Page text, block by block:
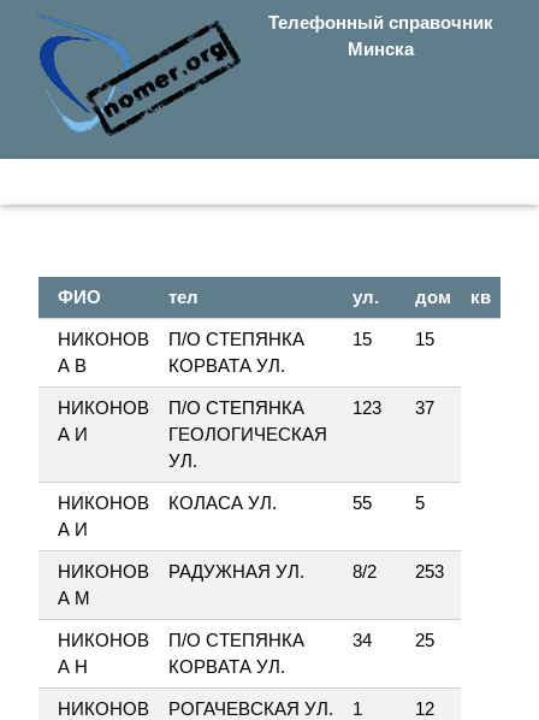
Телефонный справочник
Минска
ФИО тел ул. дом кв
НИКОНОВ
А В
П/О СТЕПЯНКА
КОРВАТА УЛ.
15 15
НИКОНОВ
А И
П/О СТЕПЯНКА
ГЕОЛОГИЧЕСКАЯ
УЛ.
123 37
НИКОНОВ
А И
КОЛАСА УЛ. 55 5
НИКОНОВ
А М
РАДУЖНАЯ УЛ. 8/2 253
НИКОНОВ
А Н
П/О СТЕПЯНКА
КОРВАТА УЛ.
34 25
НИКОНОВ
РОГАЧЕВСКАЯ УЛ. 1 12